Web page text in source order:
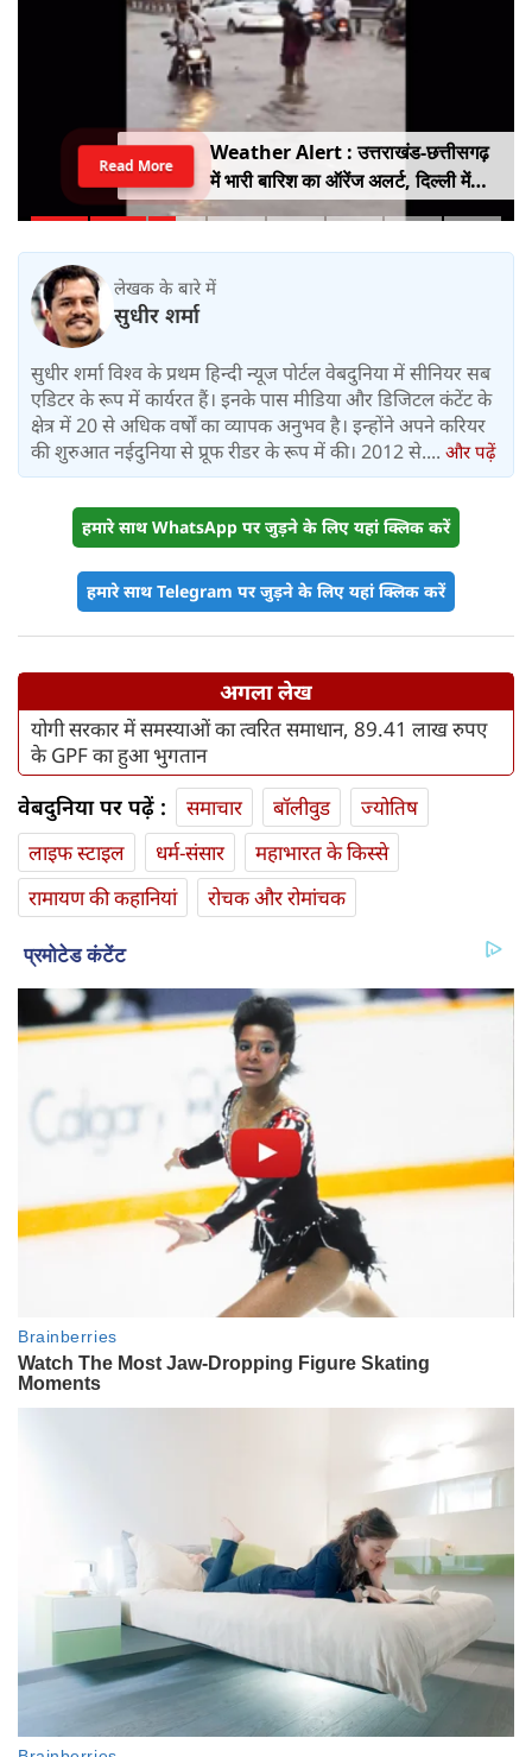
Weather Alert : उत्तराखंड-छत्तीसगढ़
में भारी बारिश का ऑरेंज अलर्ट, दिल्ली में
हल्की बारिश, जानें IMD का ताजा अपडेट
Read More
लेखक के बारे में
सुधीर शर्मा
सुधीर शर्मा विश्व के प्रथम हिन्दी न्यूज पोर्टल वेबदुनिया में सीनियर सब
एडिटर के रूप में कार्यरत हैं। इनके पास मीडिया और डिजिटल कंटेंट के
क्षेत्र में 20 से अधिक वर्षों का व्यापक अनुभव है। इन्होंने अपने करियर
की शुरुआत नईदुनिया से प्रूफ रीडर के रूप में की। 2012 से.... और पढ़ें
हमारे साथ WhatsApp पर जुड़ने के लिए यहां क्लिक करें
हमारे साथ Telegram पर जुड़ने के लिए यहां क्लिक करें
अगला लेख
योगी सरकार में समस्याओं का त्वरित समाधान, 89.41 लाख रुपए
के GPF का हुआ भुगतान
वेबदुनिया पर पढ़ें : समाचार बॉलीवुड
ज्योतिष
लाइफ स्‍टाइल
धर्म-संसार
महाभारत के किस्से
रामायण की कहानियां
रोचक और रोमांचक